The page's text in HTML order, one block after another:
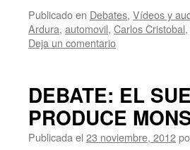
Publicado en Debates, Vídeos y
Ardura, automovil, Carlos Cristobal,
Deja un comentario
DEBATE: EL
PRODUCE
Publicada el 23 noviembre, 2012